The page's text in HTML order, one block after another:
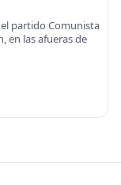
partido Comunista
en las afueras de